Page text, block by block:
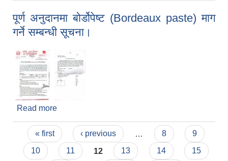
पूर्ण अनुदानमा बोर्डोपेष्ट (Bordeaux paste) माग
गर्ने सम्बन्धी सूचना।
Read more
Pages
« first ‹ previous 8
9
10
11 12 13 14
15